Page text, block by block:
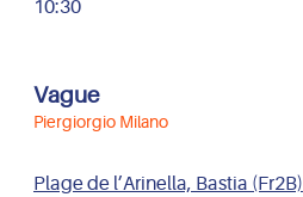
10:30
Vague
Piergiorgio Milano
Plage de l’Arinella, Bastia (Fr2B)